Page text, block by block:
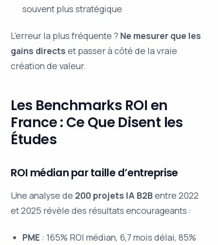
souvent plus stratégique
L’erreur la plus fréquente ? Ne mesurer que les
gains directs et passer à côté de la vraie
création de valeur.
Les Benchmarks ROI en
France : Ce Que Disent les
Études
ROI médian par taille d’entreprise
Une analyse de 200 projets IA B2Bentre 2022
et 2025 révèle des résultats encourageants :
PME : 165% ROI médian, 6,7 mois délai, 85%